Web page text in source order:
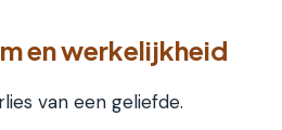
en werkelijkheid
van een geliefde.